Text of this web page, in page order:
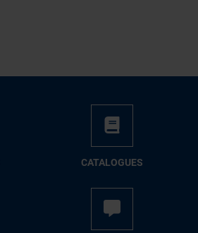
CATALOGUES